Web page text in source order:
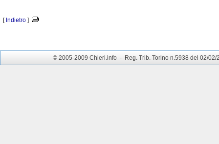
[ Indietro ]
© 2005-2009 Chieri.info - Reg. Trib. Torino n.5938 del 02/02/